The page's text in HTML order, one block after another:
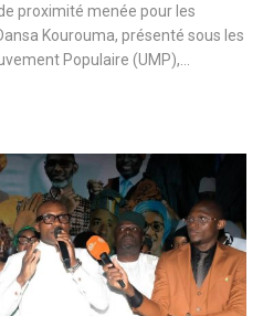
proximité menée pour les
Kourouma, présenté sous les
Populaire (UMP),